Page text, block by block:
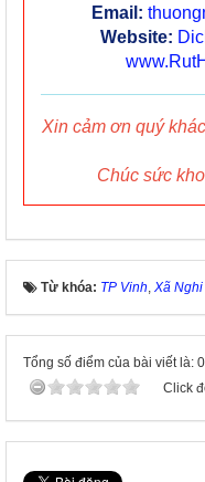
Email:
Website:
Xin cảm ơn quý
Chúc sức
Từ khóa: TP Vinh, Xã Nghi
Tổng số điểm của bài viết là:
Click